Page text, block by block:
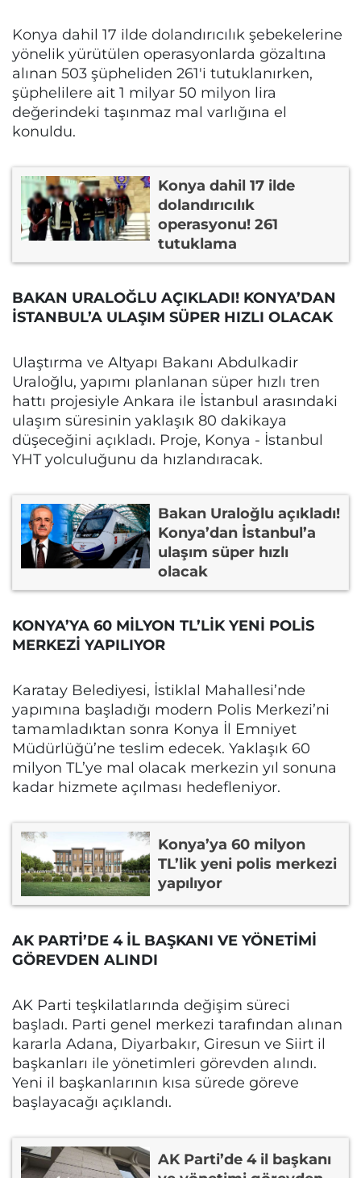
Konya dahil 17 ilde dolandırıcılık şebekelerine
yönelik yürütülen operasyonlarda gözaltına
alınan 503 şüpheliden 261'i tutuklanırken,
şüphelilere ait 1 milyar 50 milyon lira
değerindeki taşınmaz mal varlığına el
konuldu.
Konya dahil 17 ilde
dolandırıcılık
operasyonu! 261
tutuklama
BAKAN URALOĞLU AÇIKLADI! KONYA’DAN
İSTANBUL’A ULAŞIM SÜPER HIZLI OLACAK
Ulaştırma ve Altyapı Bakanı Abdulkadir
Uraloğlu, yapımı planlanan süper hızlı tren
hattı projesiyle Ankara ile İstanbul arasındaki
ulaşım süresinin yaklaşık 80 dakikaya
düşeceğini açıkladı. Proje, Konya - İstanbul
YHT yolculuğunu da hızlandıracak.
Bakan Uraloğlu açıkladı!
Konya’dan İstanbul’a
ulaşım süper hızlı
olacak
KONYA’YA 60 MİLYON TL’LİK YENİ POLİS
MERKEZİ YAPILIYOR
Karatay Belediyesi, İstiklal Mahallesi’nde
yapımına başladığı modern Polis Merkezi’ni
tamamladıktan sonra Konya İl Emniyet
Müdürlüğü’ne teslim edecek. Yaklaşık 60
milyon TL’ye mal olacak merkezin yıl sonuna
kadar hizmete açılması hedefleniyor.
Konya’ya 60 milyon
TL’lik yeni polis merkezi
yapılıyor
AK PARTİ’DE 4 İL BAŞKANI VE YÖNETİMİ
GÖREVDEN ALINDI
AK Parti teşkilatlarında değişim süreci
başladı. Parti genel merkezi tarafından alınan
kararla Adana, Diyarbakır, Giresun ve Siirt il
başkanları ile yönetimleri görevden alındı.
Yeni il başkanlarının kısa sürede göreve
başlayacağı açıklandı.
AK Parti’de 4 il başkanı